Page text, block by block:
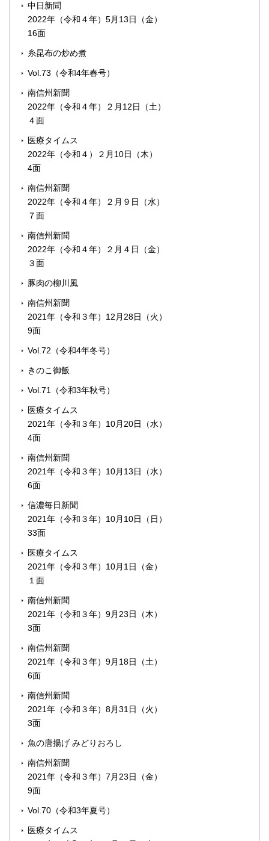
中日新聞
2022年（令和４年）5月13日（金）
16面
糸昆布の炒め煮
Vol.73（令和4年春号）
南信州新聞
2022年（令和４年）２月12日（土）
４面
医療タイムス
2022年（令和４）２月10日（木）
4面
南信州新聞
2022年（令和４年）２月９日（水）
７面
南信州新聞
2022年（令和４年）２月４日（金）
３面
豚肉の柳川風
南信州新聞
2021年（令和３年）12月28日（火）
9面
Vol.72（令和4年冬号）
きのこ御飯
Vol.71（令和3年秋号）
医療タイムス
2021年（令和３年）10月20日（水）
4面
南信州新聞
2021年（令和３年）10月13日（水）
6面
信濃毎日新聞
2021年（令和３年）10月10日（日）
33面
医療タイムス
2021年（令和３年）10月1日（金）
１面
南信州新聞
2021年（令和３年）9月23日（木）
3面
南信州新聞
2021年（令和３年）9月18日（土）
6面
南信州新聞
2021年（令和３年）8月31日（火）
3面
魚の唐揚げ みどりおろし
南信州新聞
2021年（令和３年）7月23日（金）
9面
Vol.70（令和3年夏号）
医療タイムス